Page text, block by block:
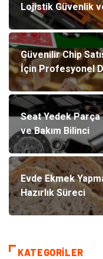
Lojistik Güvenlik
Güvenilir Chip
İçin Profesyonel
Seat Yedek Parça
ve Bakım Bilinci
Evde Ekmek
Hazırlık Süreci
KATEGORILER